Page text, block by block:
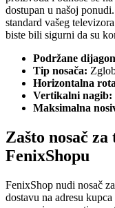
dostupan u našoj
standard vašeg
biste bili sigurni da su
Podržane
Tip nosača:
Horizontalna
Vertikalni nagib:
Maksimalna
Zašto nosač
FenixShopu
FenixShop nudi nosač
dostavu na adresu